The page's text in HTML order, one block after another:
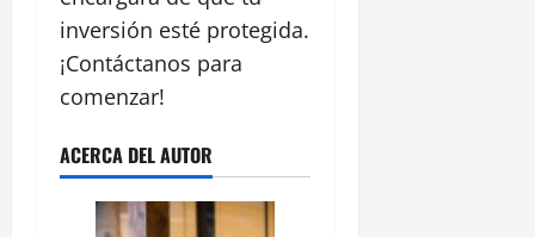
inversión esté protegida.
¡Contáctanos para
comenzar!
ACERCA DEL AUTOR